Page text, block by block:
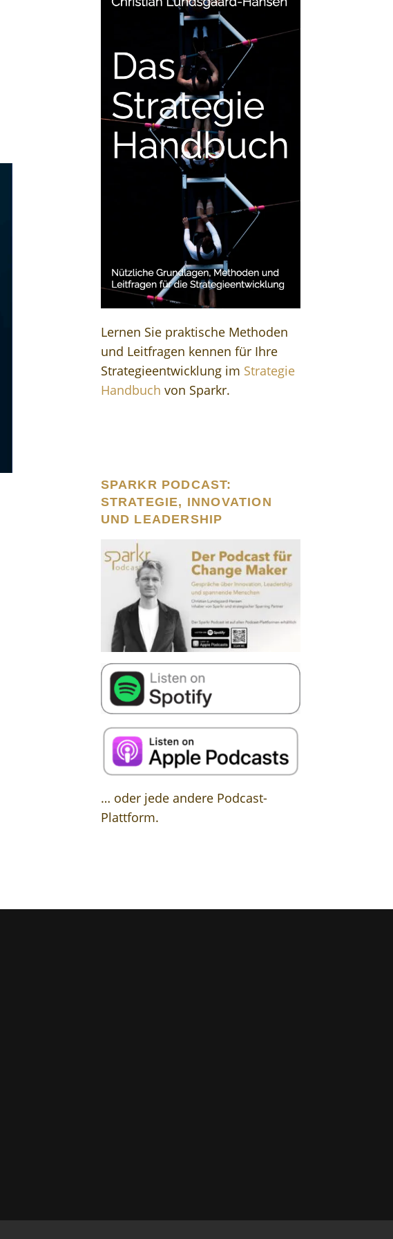
Lernen Sie praktische Methoden
und Leitfragen kennen für Ihre
Strategieentwicklung im Strategie
Handbuch von Sparkr.
SPARKR PODCAST:
STRATEGIE, INNOVATION
UND LEADERSHIP
… oder jede andere Podcast-
Plattform.